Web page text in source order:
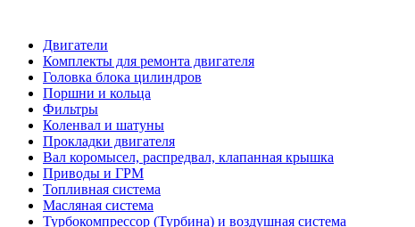
Двигатели
Комплекты для ремонта двигателя
Головка блока цилиндров
Поршни и кольца
Фильтры
Коленвал и шатуны
Прокладки двигателя
Вал коромысел, распредвал, клапанная крышка
Приводы и ГРМ
Топливная система
Масляная система
Турбокомпрессор (Турбина) и воздушная система